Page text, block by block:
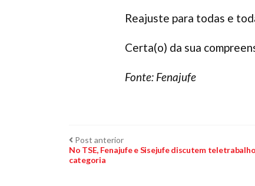
Reajuste para todas e
Certa(o) da sua
Fonte: Fenajufe
Navegação
de
Post anteriorPost
anterior:
No TSE, Fenajufe e Sisejufe discutem
categoria